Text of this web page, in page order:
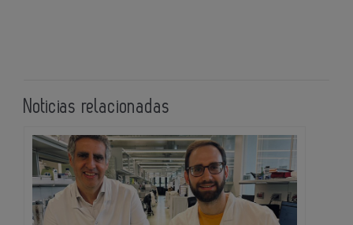
Noticias relacionadas